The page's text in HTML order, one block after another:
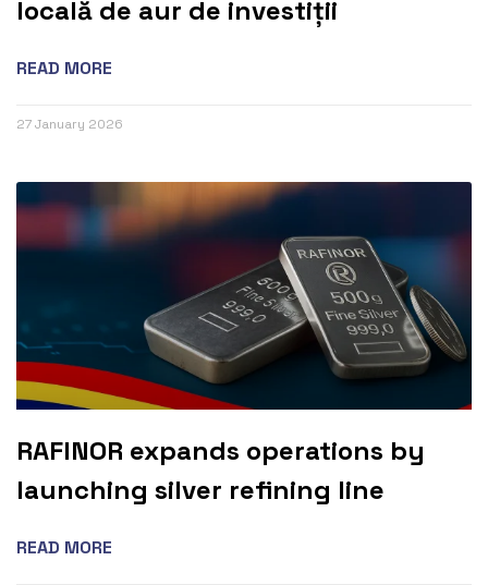
locală de aur de investiții
READ MORE
27 January 2026
RAFINOR expands operations by
launching silver refining line
READ MORE